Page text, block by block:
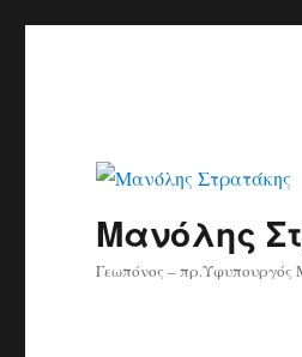
Μανόλης
Γεωπόνος – πρ.Υφυπουργός